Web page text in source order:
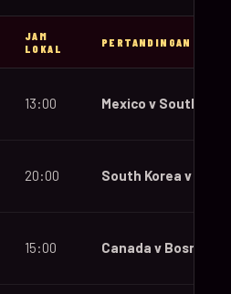
JAM
LOKAL
PERTANDINGAN
13:00 Mexico v South
20:00 South Korea v
15:00 Canada v Bosnia